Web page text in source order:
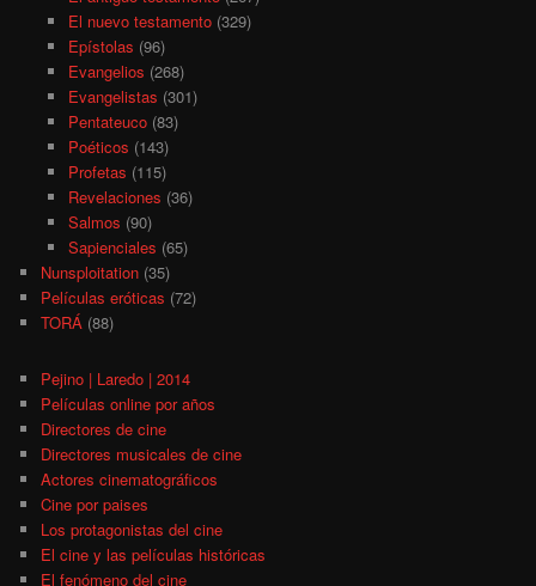
El nuevo testamento(329)
Epístolas (96)
Evangelios (268)
Evangelistas (301)
Pentateuco(83)
Poéticos (143)
Profetas (115)
Revelaciones (36)
Salmos (90)
Sapienciales (65)
Nunsploitation (35)
Películas eróticas (72)
TORÁ (88)
Pejino | Laredo | 2014
Películas online por años
Directores de cine
Directores musicales de cine
Actores cinematográficos
Cine por paises
Los protagonistas del cine
El cine y las películas históricas
El fenómeno del cine